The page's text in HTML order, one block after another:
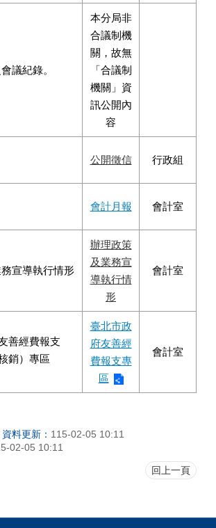
議紀錄。
本分局非
合議制機
關，故無
「合議制
機關」資
訊公開內
容
公開徵信 行政組
會計月報 會計室
宣導執行情形
辦理政策
及業務宣
導執行情
形
會計室
善經費報支
銷）專區
臺北市政
府友善經
費報支專
區
會計室
資料更新： 115-02-05 10:11
02-05 10:11
回上一頁